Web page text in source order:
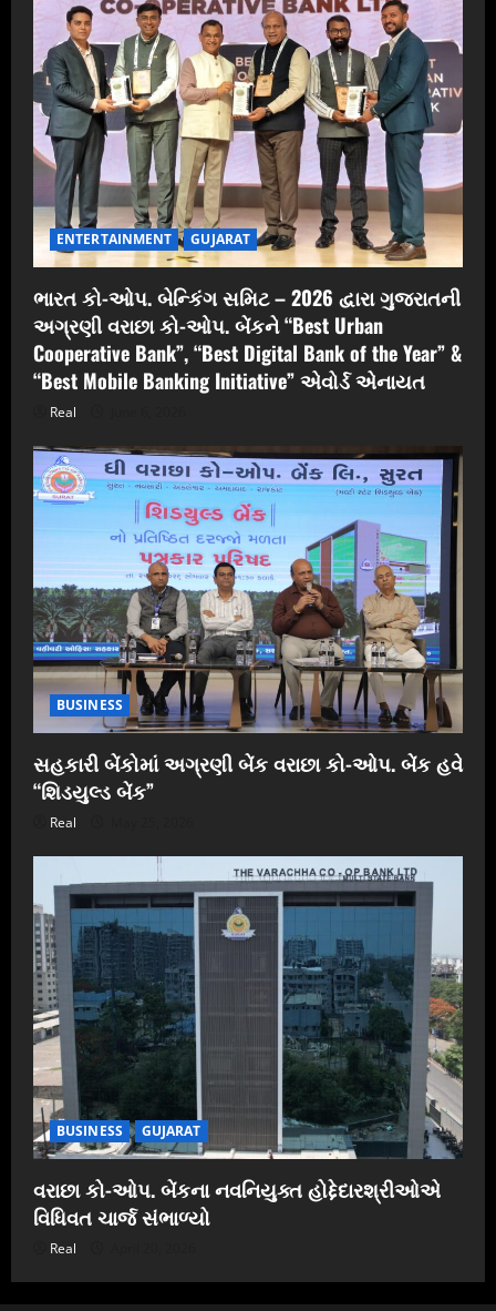
ENTERTAINMENT GUJARAT
ભારત કો-ઓપ. બેન્કિંગ સમિટ – 2026 દ્વારા ગુજરાતની
અગ્રણી વરાછા કો-ઓપ. બેંકને “Best Urban
Cooperative Bank”, “Best Digital Bank of the Year” &
“Best Mobile Banking Initiative” એવોર્ડ એનાયત
Real
BUSINESS
સહકારી બેંકોમાં અગ્રણી બેંક વરાછા કો-ઓપ. બેંક હવે
“શિડયુલ્ડ બેંક”
Real
BUSINESS GUJARAT
વરાછા કો-ઓપ. બેંકના નવનિયુક્ત હોદ્દેદારશ્રીઓએ
વિધિવત ચાર્જ સંભાળ્યો
Real